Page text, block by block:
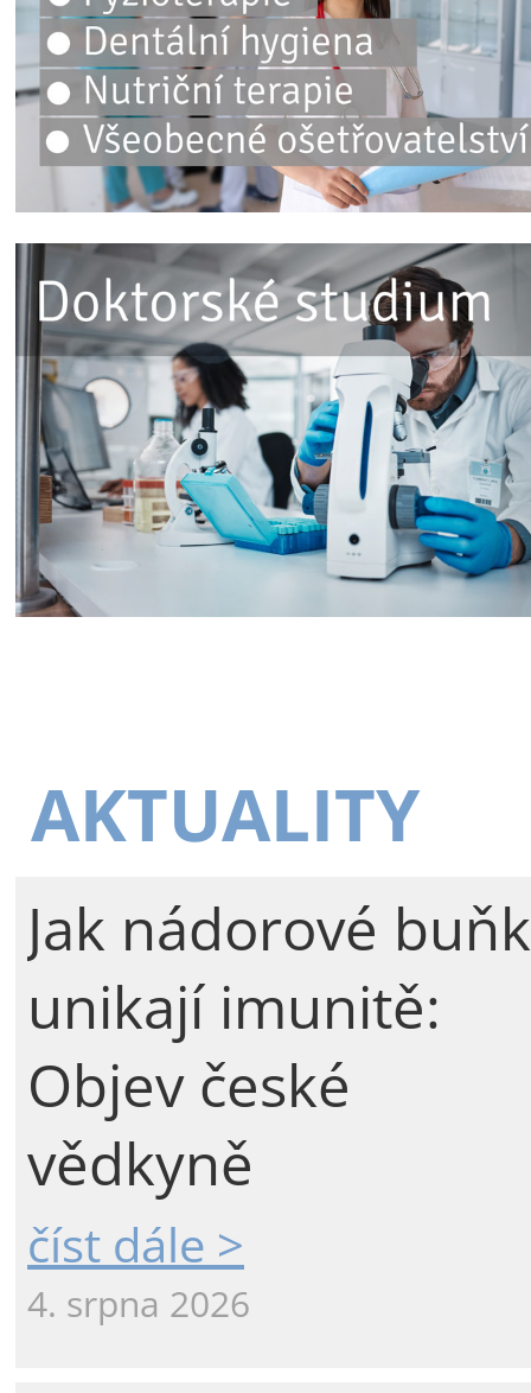
AKTUALITY
Jak nádorové
unikají imunitě:
Objev české
vědkyně
číst dále >
4. srpna 2026